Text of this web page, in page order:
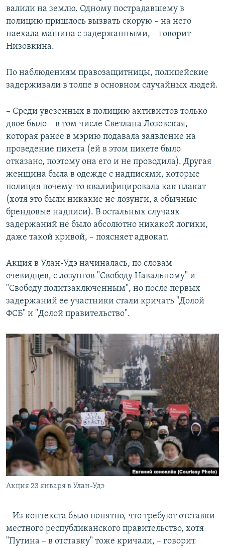
валили на землю. Одному пострадавшему в
полицию пришлось вызвать скорую – на него
наехала машина с задержанными, – говорит
Низовкина.
По наблюдениям правозащитницы, полицейские
задерживали в толпе в основном случайных людей.
– Среди увезенных в полицию активистов только
двое было – в том числе Светлана Лозовская,
которая ранее в мэрию подавала заявление на
проведение пикета (ей в этом пикете было
отказано, поэтому она его и не проводила). Другая
женщина была в одежде с надписями, которые
полиция почему-то квалифицировала как плакат
(хотя это были никакие не лозунги, а обычные
брендовые надписи). В остальных случаях
задержаний не было абсолютно никакой логики,
даже такой кривой, – поясняет адвокат.
Акция в Улан-Удэ начиналась, по словам
очевидцев, с лозунгов "Свободу Навальному" и
"Свободу политзаключенным", но после первых
задержаний ее участники стали кричать "Долой
ФСБ" и "Долой правительство".
Акция 23 января в Улан-Удэ
– Из контекста было понятно, что требуют отставки
местного республиканского правительство, хотя
"Путина – в отставку" тоже кричали, – говорит